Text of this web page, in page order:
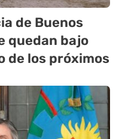
de Buenos
quedan bajo
de los próximos